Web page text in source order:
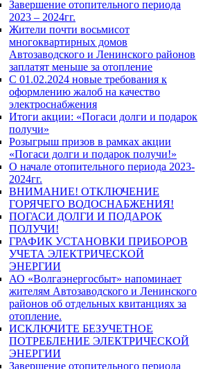
Завершение отопительного периода
2023 – 2024гг.
Жители почти восьмисот
многоквартирных домов
Автозаводского и Ленинского районов
заплатят меньше за отопление
С 01.02.2024 новые требования к
оформлению жалоб на качество
электроснабжения
Итоги акции: «Погаси долги и подарок
получи»
Розыгрыш призов в рамках акции
«Погаси долги и подарок получи!»
О начале отопительного периода 2023-
2024гг.
ВНИМАНИЕ! ОТКЛЮЧЕНИЕ
ГОРЯЧЕГО ВОДОСНАБЖЕНИЯ!
ПОГАСИ ДОЛГИ И ПОДАРОК
ПОЛУЧИ!
ГРАФИК УСТАНОВКИ ПРИБОРОВ
УЧЕТА ЭЛЕКТРИЧЕСКОЙ
ЭНЕРГИИ
АО «Волгаэнергосбыт» напоминает
жителям Автозаводского и Ленинского
районов об отдельных квитанциях за
отопление.
ИСКЛЮЧИТЕ БЕЗУЧЕТНОЕ
ПОТРЕБЛЕНИЕ ЭЛЕКТРИЧЕСКОЙ
ЭНЕРГИИ
Завершение отопительного периода